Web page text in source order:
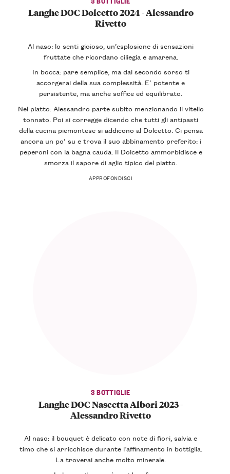
Langhe DOC Dolcetto 2024 - Alessandro
Rivetto
Al naso: lo senti gioioso, un’esplosione di sensazioni
fruttate che ricordano ciliegia e amarena.
In bocca: pare semplice, ma dal secondo sorso ti
accorgerai della sua complessità. E’ potente e
persistente, ma anche soffice ed equilibrato.
Nel piatto: Alessandro parte subito menzionando il vitello
tonnato. Poi si corregge dicendo che tutti gli antipasti
della cucina piemontese si addicono al Dolcetto. Ci pensa
ancora un po’ su e trova il suo abbinamento preferito: i
peperoni con la bagna cauda. Il Dolcetto ammorbidisce e
smorza il sapore di aglio tipico del piatto.
APPROFONDISCI
3 BOTTIGLIE
Langhe DOC Nascetta Albori 2023 -
Alessandro Rivetto
Al naso: il bouquet è delicato con note di fiori, salvia e
timo che si arricchisce durante l’affinamento in bottiglia.
La troverai anche molto minerale.